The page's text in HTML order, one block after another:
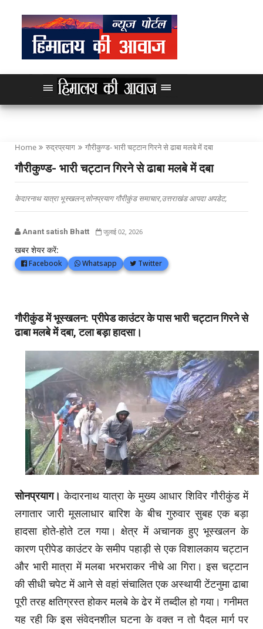
Home रुद्रप्रयाग गौरीकुण्ड- भारी चट्टान गिरने से ढाबा मलबे में दबा
गौरीकुण्ड- भारी चट्टान गिरने से ढाबा मलबे में दबा
केदारनाथ यात्रा भूस्खलन,सोनप्रयाग गौरीकुंड समाचार,उत्तराखंड आपदा अपडेट,
Anant satish Bhatt जुलाई 02, 2026
खबर शेयर करें:
Facebook Whatsapp Twitter
गौरीकुंड में भूस्खलन: प्रीपेड काउंटर के पास भारी चट्टान गिरने से
ढाबा मलबे में दबा, टला बड़ा हादसा।
सोनप्रयाग। केदारनाथ यात्रा के मुख्य आधार शिविर गौरीकुंड में
लगातार जारी मूसलाधार बारिश के बीच गुरुवार सुबह एक बड़ा
हादसा होते-होते टल गया। क्षेत्र में अचानक हुए भूस्खलन के
कारण प्रीपेड काउंटर के समीप पहाड़ी से एक विशालकाय चट्टान
और भारी मात्रा में मलबा भरभराकर नीचे आ गिरा। इस चट्टान
की सीधी चपेट में आने से वहां संचालित एक अस्थायी टेंटनुमा ढाबा
पूरी तरह क्षतिग्रस्त होकर मलबे के ढेर में तब्दील हो गया। गनीमत
यह रही कि इस संवेदनशील घटना के वक्त न तो पैदल मार्ग पर